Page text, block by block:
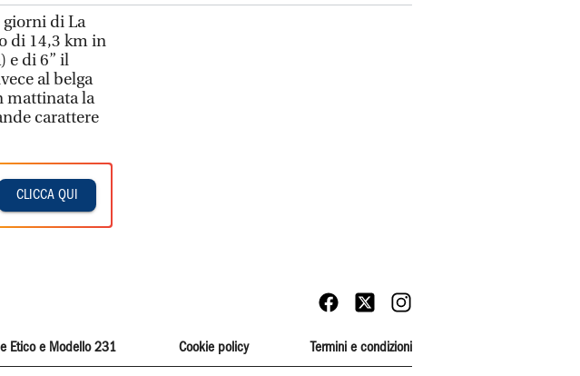
di La
di 14,3 km in
e di 6” il
al belga
mattinata la
carattere
CLICCA QUI
Etico e Modello 231 Cookie policy Termini e condizioni